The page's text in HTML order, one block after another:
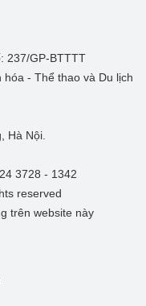
237/GP-BTTTT
- Thể thao và Du lịch
Hà Nội.
3728 - 1342
reserved
trên website này